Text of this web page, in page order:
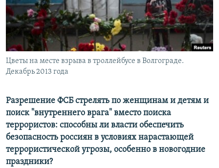
ПОБЕДИТЕЛЕЙ НЕ СУДЯТ?
КРЫМ.НЕПОКОРЕННЫЙ
ELIFBE
УКРАИНСКАЯ ПРОБЛЕМА КРЫМА
ПРИСОЕДИНЯЙТЕСЬ!
Все сайты RFE/RL
Цветы на месте взрыва в троллейбусе в Волгограде.
Декабрь 2013 года
Разрешение ФСБ стрелять по женщинам и детям и
поиск "внутреннего врага" вместо поиска
террористов: способны ли власти обеспечить
безопасность россиян в условиях нарастающей
террористической угрозы, особенно в новогодние
праздники?